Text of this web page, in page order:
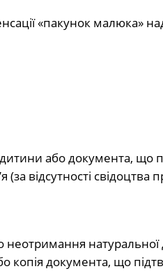
«пакунок малюка»
або документа,
відсутності
неотримання
копія документа, що